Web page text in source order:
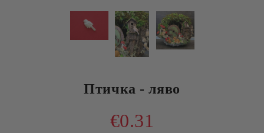
Птичка - ляво
€0.31